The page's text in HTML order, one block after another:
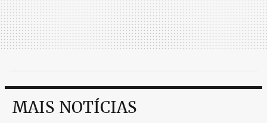
MAIS NOTÍCIAS